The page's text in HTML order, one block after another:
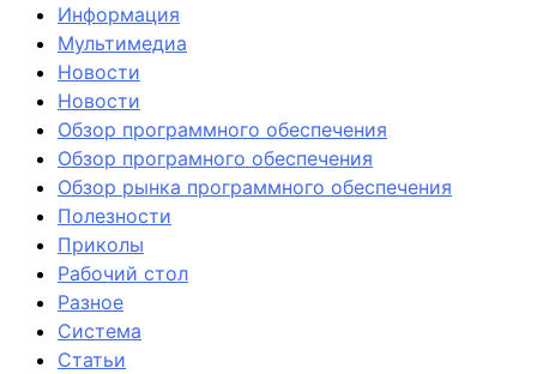
Информация
Мультимедиа
Новости
Новости
Обзор программного обеспечения
Обзор програмного обеспечения
Обзор рынка программного обеспечения
Полезности
Приколы
Рабочий стол
Разное
Система
Статьи